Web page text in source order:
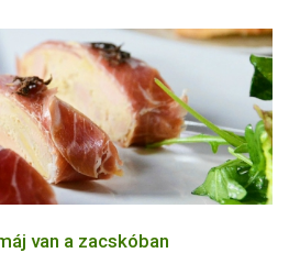
van a zacskóban